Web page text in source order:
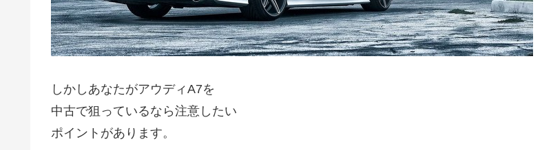
しかしあなたがアウディA7を
中古で狙っているなら注意したい
ポイントがあります。